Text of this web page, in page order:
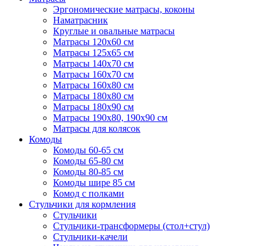
Эргономические матрасы, коконы
Наматрасник
Круглые и овальные матрасы
Матрасы 120х60 см
Матрасы 125х65 см
Матрасы 140х70 см
Матрасы 160х70 см
Матрасы 160х80 см
Матрасы 180х80 см
Матрасы 180х90 см
Матрасы 190х80, 190х90 см
Матрасы для колясок
Комоды
Комоды 60-65 см
Комоды 65-80 см
Комоды 80-85 см
Комоды шире 85 см
Комод с полками
Стульчики для кормления
Стульчики
Стульчики-трансформеры (стол+стул)
Стульчики-качели